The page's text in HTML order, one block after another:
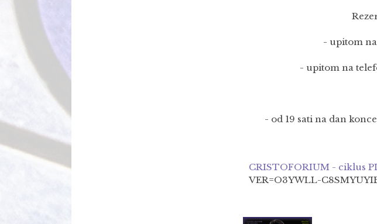
- upitom
- upitom na
- od 19 sati na dan
CRISTOFORIUM - ciklus
VER=O3YWLL-